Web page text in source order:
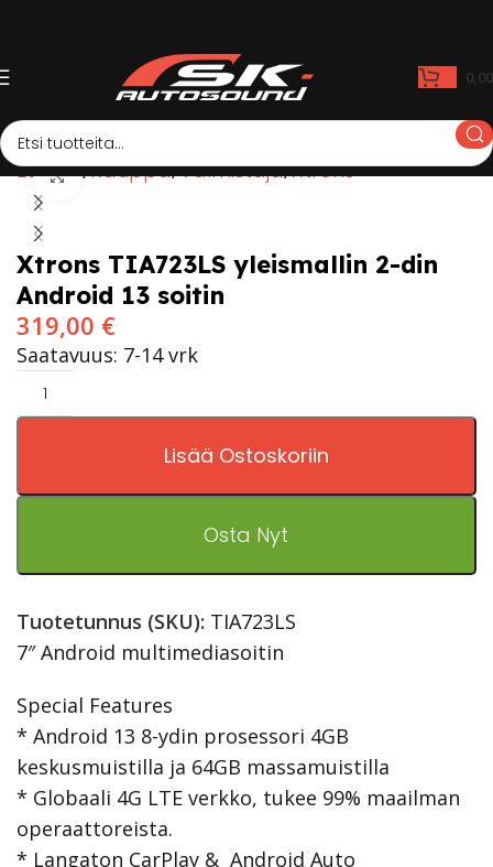
Etusivu Kauppa Valmistaja Xtrons
Click to enlarge
Xtrons TIA723LS yleismallin 2-din
Android 13 soitin
319,00 €
Saatavuus: 7-14 vrk
Lisää Ostoskoriin
Osta Nyt
Tuotetunnus (SKU): TIA723LS
7″ Android multimediasoitin
Special Features
* Android 13 8-ydin prosessori 4GB
keskusmuistilla ja 64GB massamuistilla
* Globaali 4G LTE verkko, tukee 99% maailman
operaattoreista.
* Langaton CarPlay & Android Auto